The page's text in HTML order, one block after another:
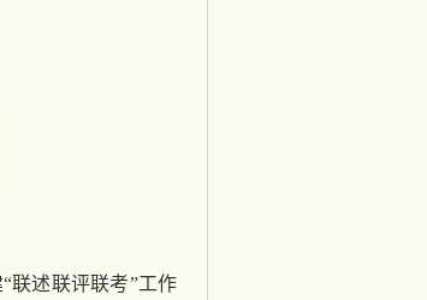
联述联评联考”工作